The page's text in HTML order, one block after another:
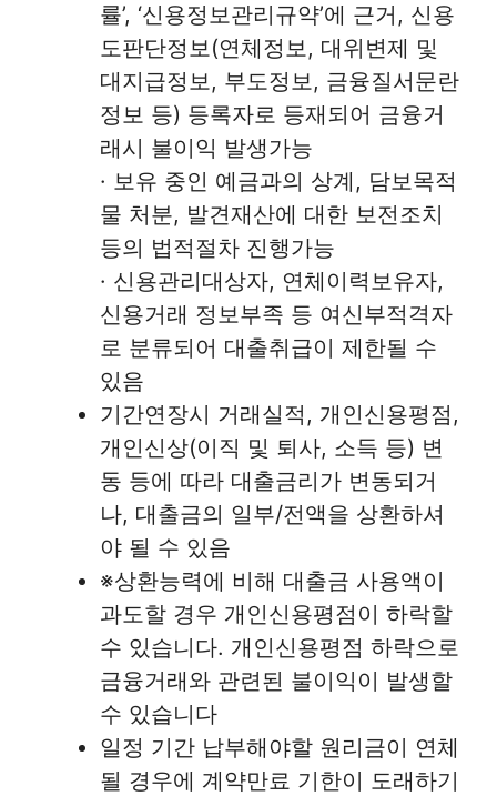
률’, ‘신용정보관리규약’에 근거, 신용
도판단정보(연체정보, 대위변제 및
대지급정보, 부도정보, 금융질서문란
정보 등) 등록자로 등재되어 금융거
래시 불이익 발생가능
· 보유 중인 예금과의 상계, 담보목적
물 처분, 발견재산에 대한 보전조치
등의 법적절차 진행가능
· 신용관리대상자, 연체이력보유자,
신용거래 정보부족 등 여신부적격자
로 분류되어 대출취급이 제한될 수
있음
기간연장시 거래실적, 개인신용평점,
개인신상(이직 및 퇴사, 소득 등) 변
동 등에 따라 대출금리가 변동되거
나, 대출금의 일부/전액을 상환하셔
야 될 수 있음
※상환능력에 비해 대출금 사용액이
과도할 경우 개인신용평점이 하락할
수 있습니다. 개인신용평점 하락으로
금융거래와 관련된 불이익이 발생할
수 있습니다
일정 기간 납부해야할 원리금이 연체
될 경우에 계약만료 기한이 도래하기